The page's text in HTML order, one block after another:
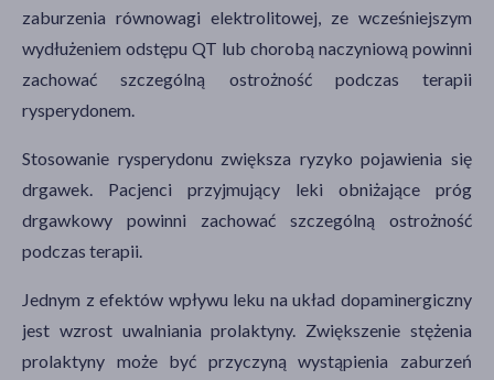
zaburzenia równowagi elektrolitowej, ze wcześniejszym
wydłużeniem odstępu QT lub chorobą naczyniową powinni
zachować szczególną ostrożność podczas terapii
rysperydonem.
Stosowanie rysperydonu zwiększa ryzyko pojawienia się
drgawek. Pacjenci przyjmujący leki obniżające próg
drgawkowy powinni zachować szczególną ostrożność
podczas terapii.
Jednym z efektów wpływu leku na układ dopaminergiczny
jest wzrost uwalniania prolaktyny. Zwiększenie stężenia
prolaktyny może być przyczyną wystąpienia zaburzeń